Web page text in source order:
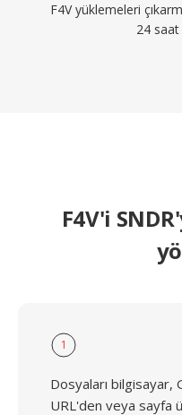
F4V yüklemeleri
24 saat
F4V'i
1
Dosyaları
URL'den veya sayfa